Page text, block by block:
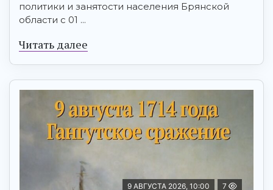
политики и занятости населения Брянской
области с 01 ...
Читать далее
9 АВГУСТА 2026, 10:00 7